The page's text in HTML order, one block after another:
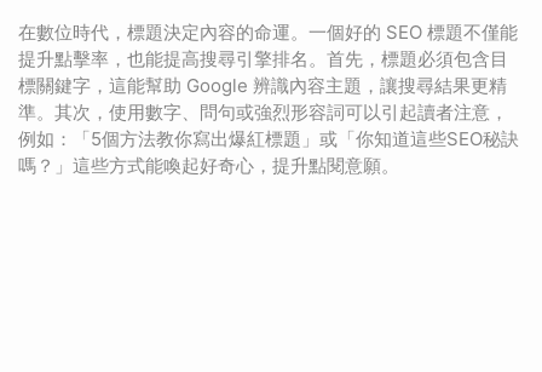
在數位時代，標題決定內容的命運。一個好的 SEO 標題不僅能
提升點擊率，也能提高搜尋引擎排名。首先，標題必須包含目
標關鍵字，這能幫助 Google 辨識內容主題，讓搜尋結果更精
準。其次，使用數字、問句或強烈形容詞可以引起讀者注意，
例如：「5個方法教你寫出爆紅標題」或「你知道這些SEO秘訣
嗎？」這些方式能喚起好奇心，提升點閱意願。